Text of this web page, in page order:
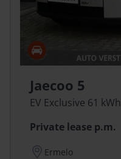
Jaecoo 5
EV Exclusive 61 kWh
Private lease p.m.
Ermelo